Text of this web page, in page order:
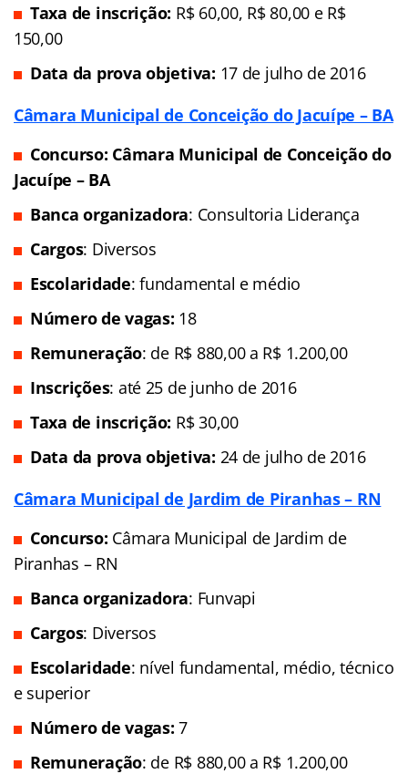
Taxa de inscrição: R$ 60,00, R$ 80,00 e R$
150,00
Data da prova objetiva: 17 de julho de 2016
Câmara Municipal de Conceição do Jacuípe – BA
Concurso: Câmara Municipal de Conceição do
Jacuípe – BA
Banca organizadora: Consultoria Liderança
Cargos: Diversos
Escolaridade: fundamental e médio
Número de vagas: 18
Remuneração: de R$ 880,00 a R$ 1.200,00
Inscrições: até 25 de junho de 2016
Taxa de inscrição: R$ 30,00
Data da prova objetiva: 24 de julho de 2016
Câmara Municipal de Jardim de Piranhas – RN
Concurso: Câmara Municipal de Jardim de
Piranhas – RN
Banca organizadora: Funvapi
Cargos: Diversos
Escolaridade: nível fundamental, médio, técnico
e superior
Número de vagas:7
Remuneração: de R$ 880,00 a R$ 1.200,00